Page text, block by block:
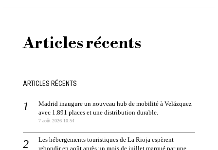
Articles récents
ARTICLES RÉCENTS
Madrid inaugure un nouveau hub de mobilité à Velázquez
avec 1.891 places et une distribution durable.
7 août 2026 10:54
Les hébergements touristiques de La Rioja espèrent
rebondir en août après un mois de juillet marqué par une